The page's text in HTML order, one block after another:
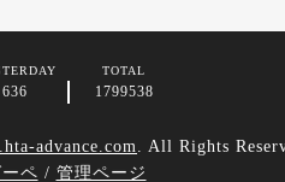
636
TOTAL
1799538
advance.com. All Rights
ペ / 管理ページ